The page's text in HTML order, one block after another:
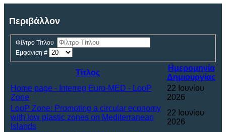
Περιβάλλον
Φίλτρο Τίτλου
Εμφάνιση #
Τίτλος
Ημερομηνία
Δημιουργίας
Home page - Interreg Euro-MED - LooP
Zone
22 Ιουνίου
2026
LooP Zone: Promoting a circular economy
with low plastic zones on Mediterranean
Islands
22 Ιουνίου
2026